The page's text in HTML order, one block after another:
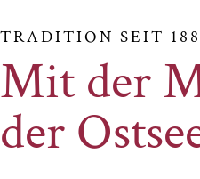
TRADITION SEIT
Mit der
der